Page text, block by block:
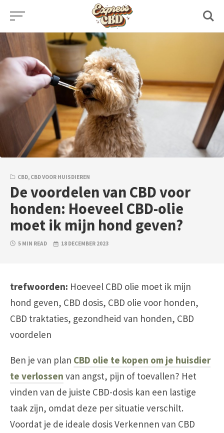
Skip
content
CBD, CBD VOOR HUISDIEREN
De voordelen van CBD voor
honden: Hoeveel CBD-olie
moet ik mijn hond geven?
5 MIN READ 18 DECEMBER 2023
trefwoorden: Hoeveel CBD olie moet ik mijn
hond geven, CBD dosis, CBD olie voor honden,
CBD traktaties, gezondheid van honden, CBD
voordelen
Ben je van plan CBD olie te kopen om je huisdier
te verlossen van angst, pijn of toevallen? Het
vinden van de juiste CBD-dosis kan een lastige
taak zijn, omdat deze per situatie verschilt.
Voordat je de ideale dosis Verkennen van CBD